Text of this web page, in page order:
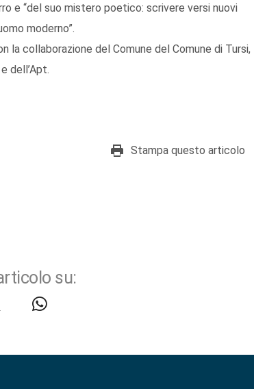
e “del suo mistero poetico: scrivere versi nuovi
moderno”.
la collaborazione del Comune del Comune di Tursi,
dell’Apt.
Stampa questo articolo
su: